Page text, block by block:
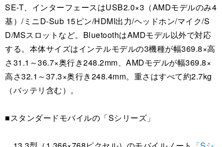
SE-T、インターフェースはUSB2.0×3（AMDモデルのみ4
基）/ミニD-Sub 15ピン/HDMI出力/ヘッドホン/マイク/S
D/MSスロットなど。BluetoothはAMDモデル以外で対応
する。本体サイズはインテルモデルの3機種が幅369.8×高
さ31.1～36.7×奥行き248.2mm、AMDモデルが幅369.8×
高さ32.1～37.3×奥行き248.4mm。重さはすべて約2.7kg
（バッテリ含む）。
■スタンダードモバイルの「Sシリーズ」